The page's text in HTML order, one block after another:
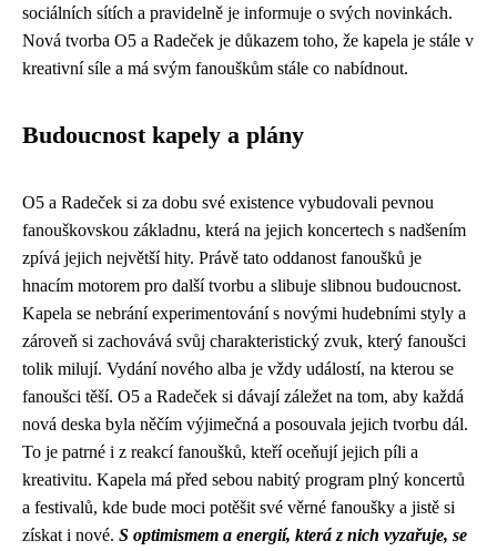
sociálních sítích a pravidelně je informuje o svých novinkách.
Nová tvorba O5 a Radeček je důkazem toho, že kapela je stále v
kreativní síle a má svým fanouškům stále co nabídnout.
Budoucnost kapely a plány
O5 a Radeček si za dobu své existence vybudovali pevnou
fanouškovskou základnu, která na jejich koncertech s nadšením
zpívá jejich největší hity. Právě tato oddanost fanoušků je
hnacím motorem pro další tvorbu a slibuje slibnou budoucnost.
Kapela se nebrání experimentování s novými hudebními styly a
zároveň si zachovává svůj charakteristický zvuk, který fanoušci
tolik milují. Vydání nového alba je vždy událostí, na kterou se
fanoušci těší. O5 a Radeček si dávají záležet na tom, aby každá
nová deska byla něčím výjimečná a posouvala jejich tvorbu dál.
To je patrné i z reakcí fanoušků, kteří oceňují jejich píli a
kreativitu. Kapela má před sebou nabitý program plný koncertů
a festivalů, kde bude moci potěšit své věrné fanoušky a jistě si
získat i nové. S optimismem a energií, která z nich vyzařuje, se